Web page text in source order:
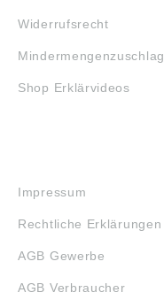
Widerrufsrecht
Mindermengenzuschlag
Shop Erklärvideos
Impressum
Rechtliche Erklärungen
AGB Gewerbe
AGB Verbraucher